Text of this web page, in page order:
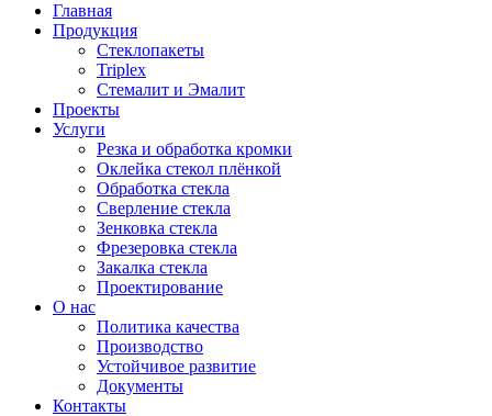
Главная
Продукция
Стеклопакеты
Triplex
Стемалит и Эмалит
Проекты
Услуги
Резка и обработка кромки
Оклейка стекол плёнкой
Обработка стекла
Сверление стекла
Зенковка стекла
Фрезеровка стекла
Закалка стекла
Проектирование
О нас
Политика качества
Производство
Устойчивое развитие
Документы
Контакты